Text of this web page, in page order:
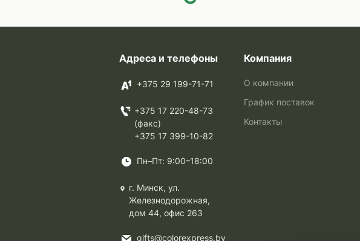
Адреса и телефоны
+375 29 199-71-71
+375 17 220-48-73
(факс)
+375 17 399-10-82
Пн–Пт: 9:00–18:00
г. Минск, ул.
Железнодорожная,
дом 44, офис 263
gifts@colorexpress.by
Компания
О компании
График поставок
Контакты